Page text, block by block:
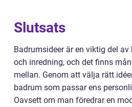
Slutsats
Badrumsideer är en viktig del
och inredning, och det finns
mellan. Genom att välja rätt
badrum som passar ens
Oavsett om man föredrar en